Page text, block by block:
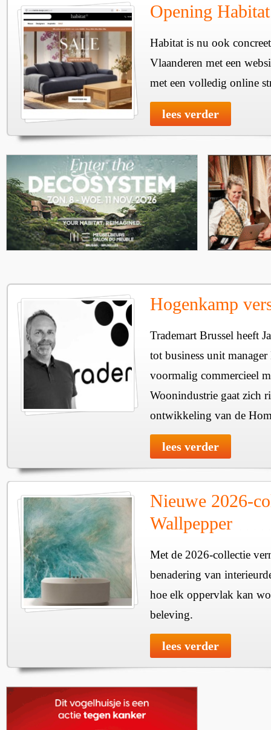
Opening
Habitat is nu ook
Vlaanderen met een
met een volledig online
lees verder
Hogenkamp
Trademart Brussel heeft
tot business unit
voormalig commercieel
Woonindustrie gaat zich
ontwikkeling van de
lees verder
Nieuwe 2026-
Wallpepper
Met de 2026-collectie
benadering van
hoe elk oppervlak kan
beleving.
lees verder